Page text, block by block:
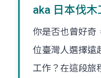
aka 日本伐
你是否也曾好奇
位臺灣人選擇遠
工作？在這段旅